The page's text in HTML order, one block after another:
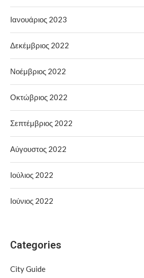
Ιανουάριος 2023
Δεκέμβριος 2022
Νοέμβριος 2022
Οκτώβριος 2022
Σεπτέμβριος 2022
Αύγουστος 2022
Ιούλιος 2022
Ιούνιος 2022
Categories
City Guide